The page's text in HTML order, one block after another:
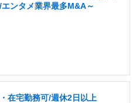
ンタメ業界最多M&A～
在宅勤務可/週休2日以上